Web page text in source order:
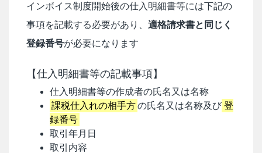
インボイス制度開始後の仕入明細書等には下記の
事項を記載する必要があり、 適格請求書と同じく
登録番号が必要になります
【仕入明細書等の記載事項】
仕入明細書等の作成者の氏名又は名称
課税仕入れの相手方の氏名又は名称及び 登
録番号
取引年月日
取引内容